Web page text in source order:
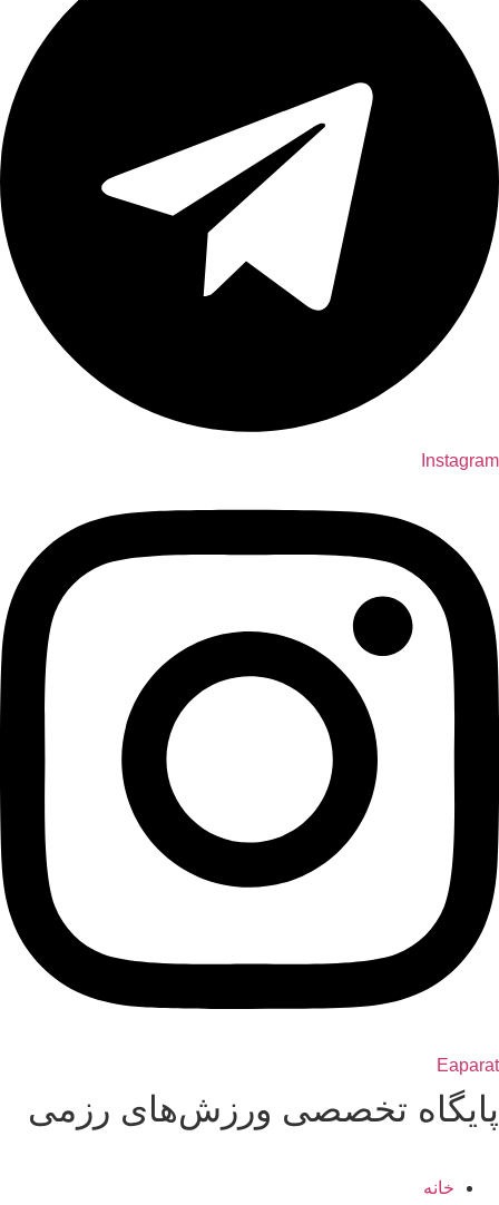
Instagram
Eaparat
پایگاه تخصصی ورزش‌های رزمی
خانه